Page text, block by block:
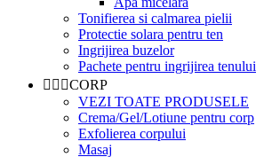
Tonifierea si calmarea pielii
Protectie solara pentru ten
Ingrijirea buzelor
Pachete pentru ingrijirea tenului
🧍🏻‍♀CORP
VEZI TOATE PRODUSELE
Crema/Gel/Lotiune pentru corp
Exfolierea corpului
Masaj